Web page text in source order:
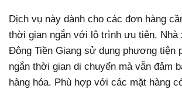
Dịch vụ này dành cho các đơn hàng
thời gian ngắn với lộ trình ưu tiên. Nhà
Đông Tiền Giang sử dụng phương tiện
ngắn thời gian di chuyển mà vẫn đảm
hàng hóa. Phù hợp với các mặt hàng